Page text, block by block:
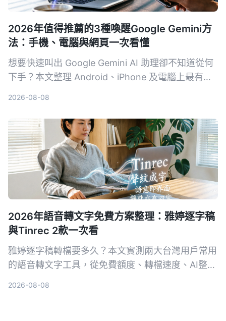
2026年值得推薦的3種喚醒Google Gemini方
法：手機、電腦與網頁一次看懂
想要快速叫出 Google Gemini AI 助理卻不知道從何
下手？本文整理 Android、iPhone 及電腦上最有效
2026-08-08
2026年語音轉文字免費方案整理：雅婷逐字稿
與Tinrec 2款一次看
雅婷逐字稿轉檔要多久？本文實測兩大台灣用戶常用
的語音轉文字工具，從免費額度、轉檔速度、AI整理
2026-08-08